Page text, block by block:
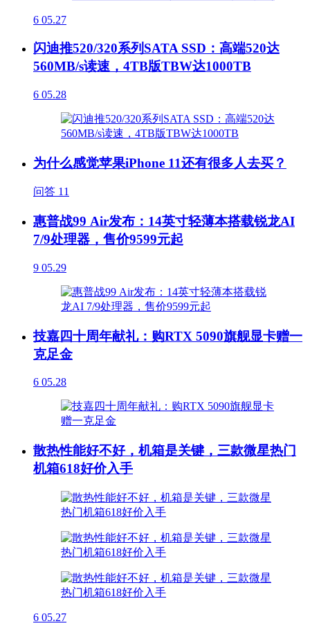
6 05.27
闪迪推520/320系列SATA SSD：高端520达
560MB/s读速，4TB版TBW达1000TB
6 05.28
为什么感觉苹果iPhone 11还有很多人去买？
问答 11
惠普战99 Air发布：14英寸轻薄本搭载锐龙AI
7/9处理器，售价9599元起
9 05.29
技嘉四十周年献礼：购RTX 5090旗舰显卡赠一
克足金
6 05.28
散热性能好不好，机箱是关键，三款微星热门
机箱618好价入手
6 05.27